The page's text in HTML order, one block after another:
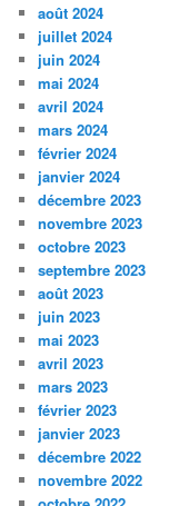
août 2024
juillet 2024
juin 2024
mai 2024
avril 2024
mars 2024
février 2024
janvier 2024
décembre 2023
novembre 2023
octobre 2023
septembre 2023
août 2023
juin 2023
mai 2023
avril 2023
mars 2023
février 2023
janvier 2023
décembre 2022
novembre 2022